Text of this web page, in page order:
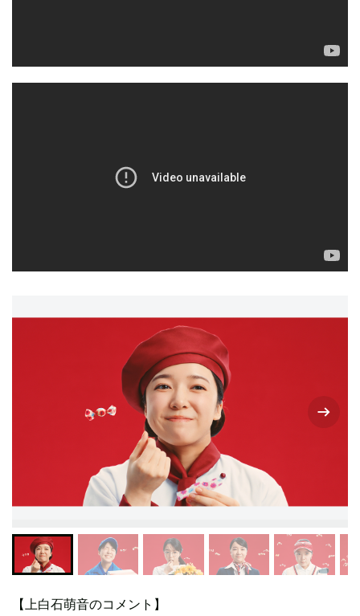
【上白石萌音のコメント】